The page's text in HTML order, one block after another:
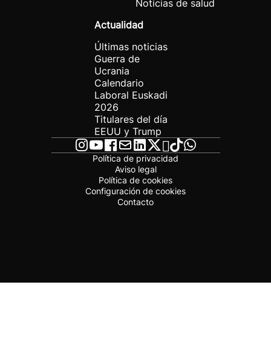
Noticias de salud
Actualidad
Últimas noticias
Guerra de
Ucrania
Calendario
Laboral Euskadi
2026
Titulares del día
EEUU y Trump
Política de privacidad
Aviso legal
Política de cookies
Configuración de cookies
Contacto